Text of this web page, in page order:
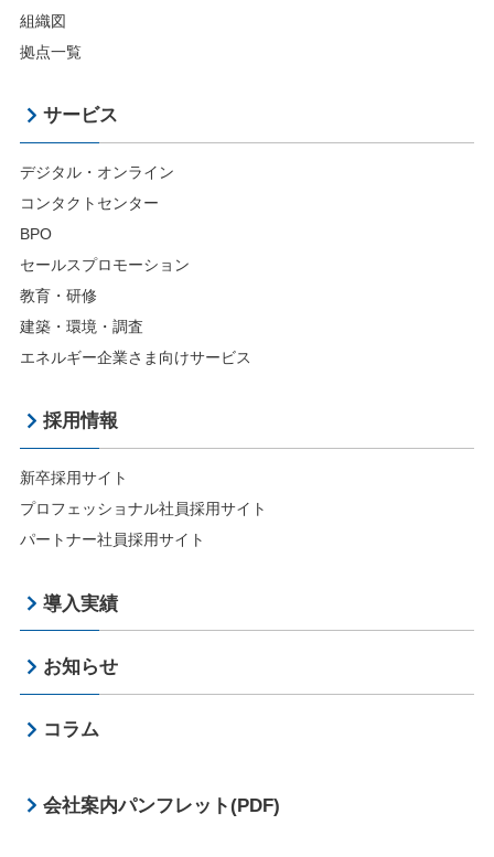
組織図
拠点一覧
サービス
デジタル・オンライン
コンタクトセンター
BPO
セールスプロモーション
教育・研修
建築・環境・調査
エネルギー企業さま向けサービス
採用情報
新卒採用サイト
プロフェッショナル社員採用サイト
パートナー社員採用サイト
導入実績
お知らせ
コラム
会社案内パンフレット(PDF)